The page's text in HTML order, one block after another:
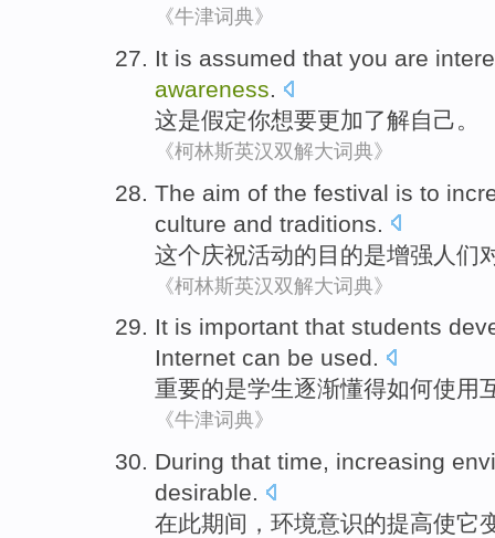
《牛津词典》
It is assumed that you are
awareness.
这是假定你想要更加了解自己。
《柯林斯英汉双解大词典》
The aim of the festival is to
culture and traditions
这个庆祝活动的目的是增强 人们
《柯林斯英汉双解大词典》
It is important that students
Internet can be used.
重要的是学生逐渐懂得如何使用
《牛津词典》
During that time, increasing
desirable.
在此期间，环境意识的提高使它